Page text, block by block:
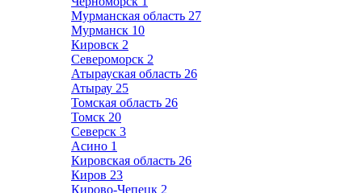
Мурманская область 27
Мурманск 10
Кировск 2
Североморск 2
Атырауская область 26
Атырау 25
Томская область 26
Томск 20
Северск 3
Асино 1
Кировская область 26
Киров 23
Кирово-Чепецк 2